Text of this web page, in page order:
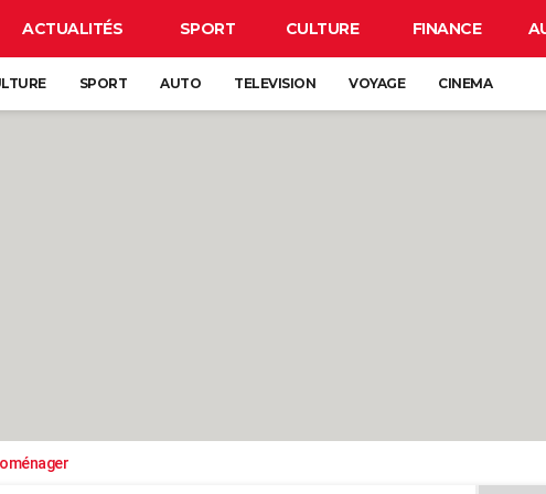
ACTUALITÉS SPORT CULTURE FINANCE
SPORT AUTO TELEVISION VOYAGE CINEMA